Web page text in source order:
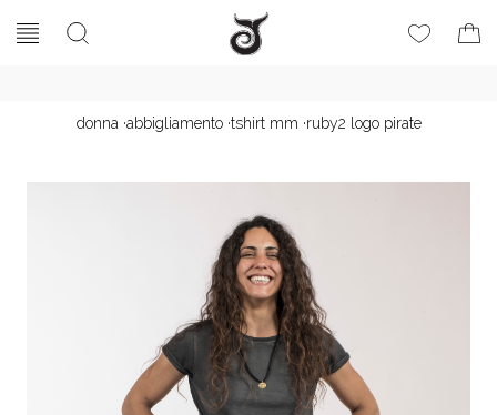
donna ·abbigliamento·tshirt mm ·ruby2 logo pirate